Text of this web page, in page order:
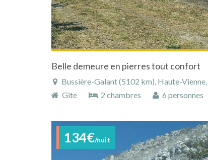
Belle demeure en pierres tout confort
Bussière-Galant (5102 km), Haute-Vienne,
Gîte
2 chambres 6 personnes
134€/nuit